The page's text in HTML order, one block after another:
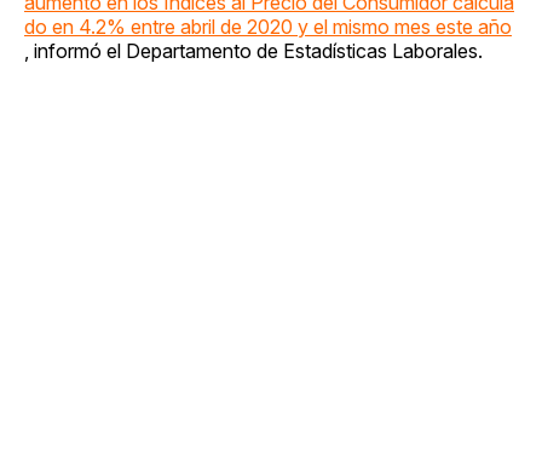
do en 4.2% entre abril de 2020 y el mismo mes este año
, informó el Departamento de Estadísticas Laborales.